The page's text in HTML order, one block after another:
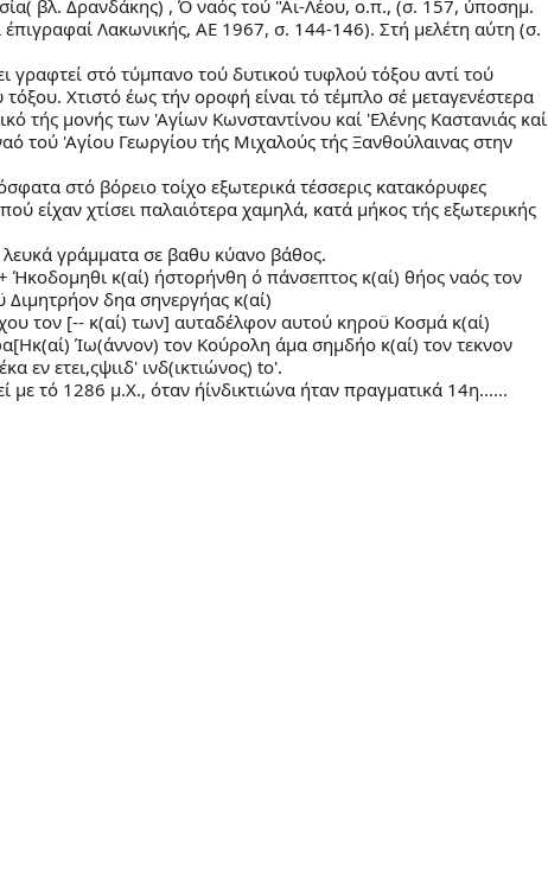
βλ. Δρανδάκης) , Ό ναός τού "Αι-Λέου, ο.π., (σ. 157, ύποσημ.
έπιγραφαί Λακωνικής, ΑΕ 1967, σ. 144-146). Στή μελέτη αύτη (σ.
γραφτεί στό τύμπανο τού δυτικού τυφλού τόξου αντί τού
Χτιστό έως τήν οροφή είναι τό τέμπλο σέ μεταγενέστερα
τής μονής των 'Αγίων Κωνσταντίνου καί 'Ελένης Καστανιάς καί
τού 'Αγίου Γεωργίου τής Μιχαλούς τής Ξανθούλαινας στην
στό βόρειο τοίχο εξωτερικά τέσσερις κατακόρυφες
είχαν χτίσει παλαιότερα χαμηλά, κατά μήκος τής εξωτερικής
γράμματα σε βαθυ κύανο βάθος.
κ(αί) ήστορήνθη ό πάνσεπτος κ(αί) θήος ναός τον
δηα σηνεργήας κ(αί)
τον [-- κ(αί) των] αυταδέλφον αυτού κηροϋ Κοσμά κ(αί)
Ίω(άννον) τον Κούρολη άμα σημδήο κ(αί) τον τεκνον
εν ετει,ςψιιδ' ινδ(ικτιώνος) to'.
με τό 1286 μ.Χ., όταν ήίνδικτιώνα ήταν πραγματικά 14η......